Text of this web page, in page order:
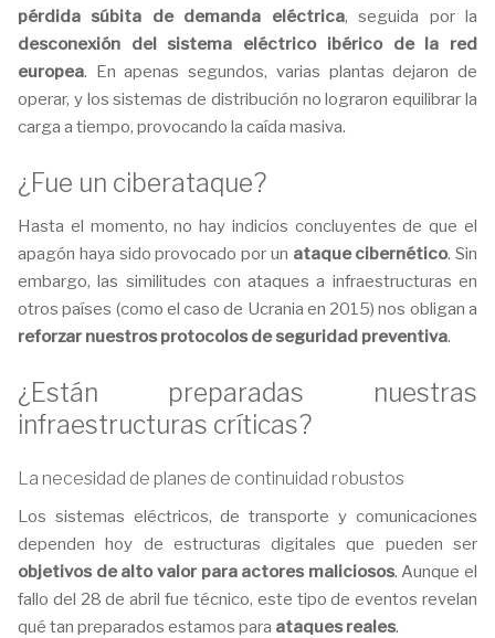
pérdida súbita de demanda eléctrica, seguida por la
desconexión del sistema eléctrico ibérico de la red
europea. En apenas segundos, varias plantas dejaron de
operar, y los sistemas de distribución no lograron equilibrar la
carga a tiempo, provocando la caída masiva.
¿Fue un ciberataque?
Hasta el momento, no hay indicios concluyentes de que el
apagón haya sido provocado por un ataque cibernético. Sin
embargo, las similitudes con ataques a infraestructuras en
otros países (como el caso de Ucrania en 2015) nos obligan a
reforzar nuestros protocolos de seguridad preventiva.
¿Están preparadas nuestras
infraestructuras críticas?
La necesidad de planes de continuidad robustos
Los sistemas eléctricos, de transporte y comunicaciones
dependen hoy de estructuras digitales que pueden ser
objetivos de alto valor para actores maliciosos. Aunque el
fallo del 28 de abril fue técnico, este tipo de eventos revelan
qué tan preparados estamos para ataques reales.